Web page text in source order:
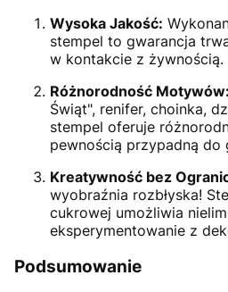
Wysoka Jakość:
stempel to gwarancja
w kontakcie z żywnością.
Różnorodność Motywów:
Świąt", renifer, choinka,
stempel oferuje
pewnością przypadną do
Kreatywność bez
wyobraźnia rozbłyska!
cukrowej umożliwia
eksperymentowanie z
Podsumowanie